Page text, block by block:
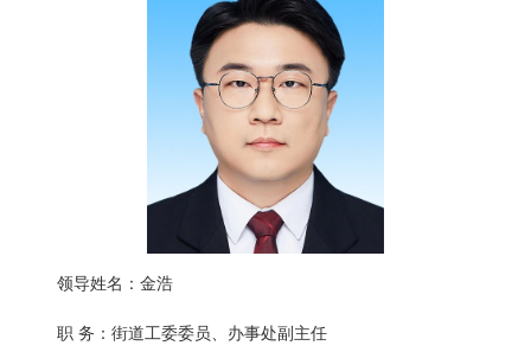
领导姓名：金浩
职 务：街道工委委员、办事处副主任